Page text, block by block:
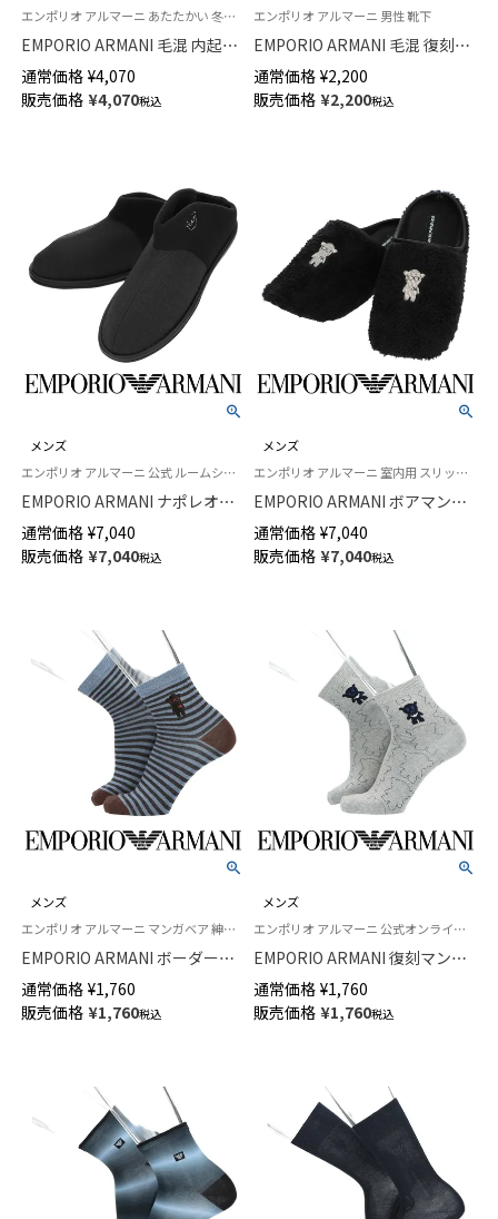
エンポリオ アルマーニ あたたかい 冬用 靴下
EMPORIO ARMANI 毛混 内起毛
フロントビッグベア ルームソッ
クス 足底滑り止め付 クルー丈
日本製 メンズ 02345874
通常価格 ¥4,070
販売価格 ¥4,070税込
エンポリオ アルマーニ 男性 靴下
EMPORIO ARMANI 毛混 復刻ホ
リデーベア ドット クルー丈 カ
ジュアル ソックス メンズ 日本
製 02345176
通常価格 ¥2,200
販売価格 ¥2,200税込
メンズ
エンポリオ アルマーニ 公式 ルームシューズ 部屋履き 紳士
EMPORIO ARMANI ナポレオン
ベアヘッド刺繍 メンズ スリッ
パ ウォッシャブル仕様 日本製
02345879
通常価格 ¥7,040
販売価格 ¥7,040税込
メンズ
エンポリオ アルマーニ 室内用 スリッパ シルバー刺繍 公式 紳士
EMPORIO ARMANI ボアマンガ
べア刺繍 ルームシューズ メン
ズ 織ネーム付き ウォッシャブ
ル仕様 履き口パイピング 日本
通常価格 ¥7,040
販売価格 ¥7,040税込
メンズ
エンポリオ アルマーニ マンガベア 紳士 靴下
EMPORIO ARMANI ボーダーマ
ンガベア 刺しゅう ショート丈
カジュアル ソックス メンズ 日
本製 02322392
通常価格 ¥1,760
販売価格 ¥1,760税込
メンズ
エンポリオ アルマーニ 公式オンラインショップ 紳士 靴下
EMPORIO ARMANI 復刻マンガ
ベア ショート丈 カジュアル ソ
ックス メンズ 日本製 02322391
通常価格 ¥1,760
販売価格 ¥1,760税込